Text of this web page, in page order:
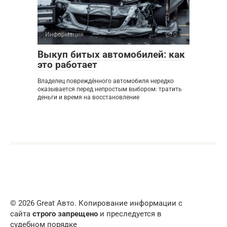
Информация 0
Выкуп битых автомобилей: как
это работает
Владелец повреждённого автомобиля нередко
оказывается перед непростым выбором: тратить
деньги и время на восстановление
© 2026 Great Авто. Копирование информации с
сайта строго запрещено и преследуется в
судебном порядке